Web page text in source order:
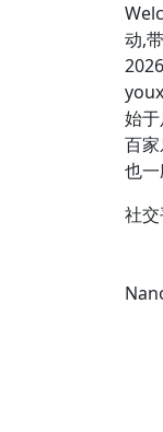
动,
始
百
也一
社